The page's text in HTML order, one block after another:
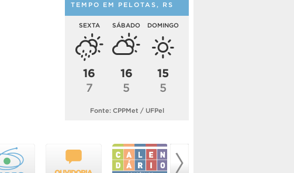
TEMPO EM PELOTAS, RS
SEXTA
16
7
SÁBADO
16
5
DOMINGO
15
5
Fonte: CPPMet / UFPel